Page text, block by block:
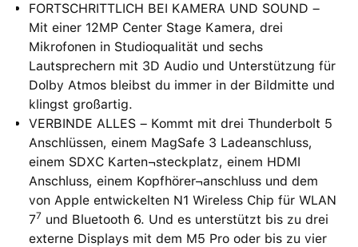
FORTSCHRITTLICH BEI KAMERA UND SOUND –
Mit einer 12MP Center Stage Kamera, drei
Mikrofonen in Studioqualität und sechs
Lautsprechern mit 3D Audio und Unterstützung für
Dolby Atmos bleibst du immer in der Bildmitte und
klingst großartig.
VERBINDE ALLES – Kommt mit drei Thunderbolt 5
Anschlüssen, einem MagSafe 3 Ladeanschluss,
einem SDXC Karten¬steckplatz, einem HDMI
Anschluss, einem Kopfhörer¬anschluss und dem
von Apple entwickelten N1 Wireless Chip für WLAN
77 und Bluetooth 6. Und es unterstützt bis zu drei
externe Displays mit dem M5 Pro oder bis zu vier